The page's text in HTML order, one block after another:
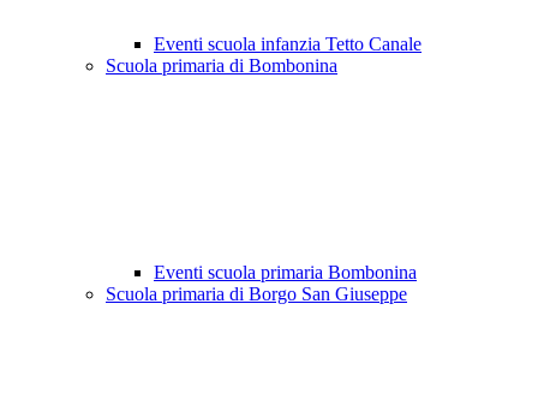
Eventi scuola infanzia Tetto Canale
Scuola primaria di Bombonina
Eventi scuola primaria Bombonina
Scuola primaria di Borgo San Giuseppe